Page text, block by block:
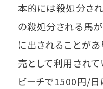
本的には殺処分され
の殺処分される馬
に出されることがあ
売として利用されて
ビーチで1500円/日